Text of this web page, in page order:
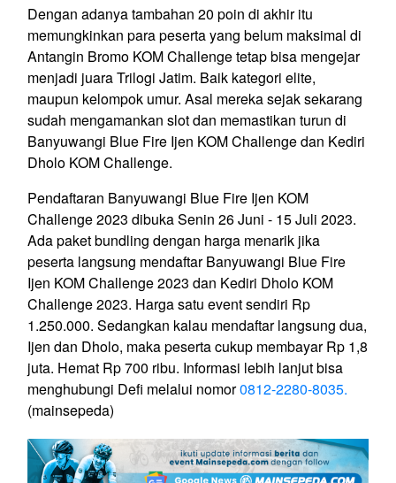
Dengan adanya tambahan 20 poin di akhir itu
memungkinkan para peserta yang belum maksimal di
Antangin Bromo KOM Challenge tetap bisa mengejar
menjadi juara Trilogi Jatim. Baik kategori elite,
maupun kelompok umur. Asal mereka sejak sekarang
sudah mengamankan slot dan memastikan turun di
Banyuwangi Blue Fire Ijen KOM Challenge dan Kediri
Dholo KOM Challenge.
Pendaftaran Banyuwangi Blue Fire Ijen KOM
Challenge 2023 dibuka Senin 26 Juni - 15 Juli 2023.
Ada paket bundling dengan harga menarik jika
peserta langsung mendaftar Banyuwangi Blue Fire
Ijen KOM Challenge 2023 dan Kediri Dholo KOM
Challenge 2023. Harga satu event sendiri Rp
1.250.000. Sedangkan kalau mendaftar langsung dua,
Ijen dan Dholo, maka peserta cukup membayar Rp 1,8
juta. Hemat Rp 700 ribu. Informasi lebih lanjut bisa
menghubungi Defi melalui nomor0812-2280-8035.
(mainsepeda)